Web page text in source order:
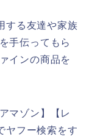
する友達や家族
手伝ってもら
インの商品を
マゾン】【レ
フー検索をす